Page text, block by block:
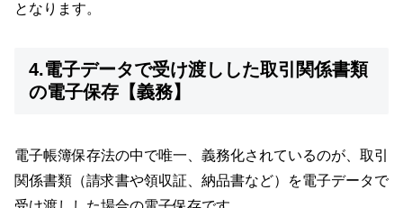
となります。
4.電子データで受け渡しした取引関係書類
の電子保存【義務】
電子帳簿保存法の中で唯一、義務化されているのが、取引
関係書類（請求書や領収証、納品書など）を電子データで